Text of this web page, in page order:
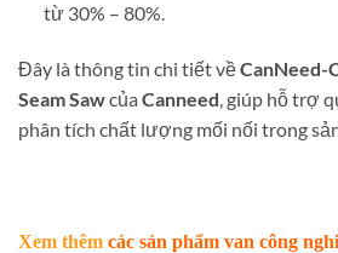
từ 30% – 80%.
Đây là thông tin chi tiết vềCanNeed-
Seam Sawcủa Canneed, giúp hỗ trợ
phân tích chất lượng mối nối trong
Xem thêm các sản phẩm van công